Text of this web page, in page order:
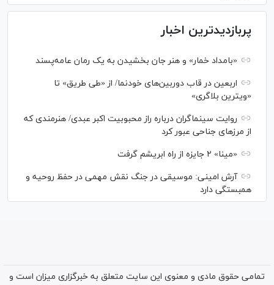
پربازدیدترین اخبار
«بامداد خمار» و هنر جان بخشیدن به یک رمان عامه‌پسند
اربعین در قاب دوربین‌های خودنما/ از «طی طریق» تا
«ویترین بلاگری»
روایت سینماگران درباره راز محبوبیت اکبر عبدی/ هنرمندی که
از مرزهای جناحی عبور کرد
«مینا» ۲ جایزه از راه ابریشم گرفت
آرش امینی: موسیقی در جنگ نقش مهمی در حفظ روحیه و
همبستگی دارد
تمامی حقوق مادی و معنوی این سایت متعلق به خبرگزاری میزان است و